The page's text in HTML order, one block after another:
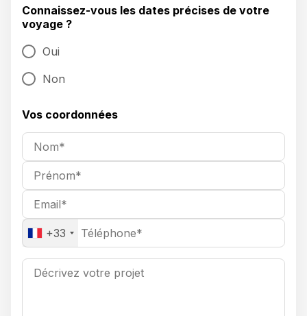
Connaissez-vous les dates précises de votre
voyage ?
Oui
Non
Vos coordonnées
+33